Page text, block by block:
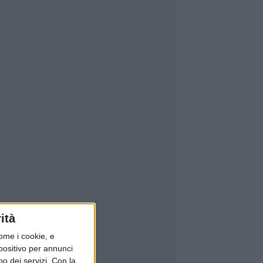
i cookie, e
per annunci
dei servizi. Con la